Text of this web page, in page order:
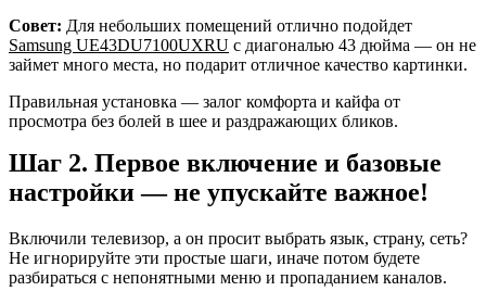
Совет: Для небольших помещений отлично подойдет
Samsung UE43DU7100UXRU с диагональю 43 дюйма — он не
займет много места, но подарит отличное качество картинки.
Правильная установка — залог комфорта и кайфа от
просмотра без болей в шее и раздражающих бликов.
Шаг 2. Первое включение и базовые
настройки — не упускайте важное!
Включили телевизор, а он просит выбрать язык, страну, сеть?
Не игнорируйте эти простые шаги, иначе потом будете
разбираться с непонятными меню и пропаданием каналов.